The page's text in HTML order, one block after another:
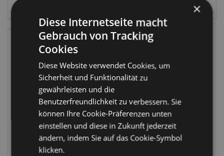
Häkel-Freund für
die Seele
Weihnachten
×
Diese Internetseite macht
Gebrauch von Tracking
Cookies
Diese Website verwendet Cookies, um
Sicherheit und Funktionalität zu
gewährleisten und die
Benutzerfreundlichkeit zu verbessern. Sie
können Ihre Cookie-Präferenzen unten
einstellen und diese in Zukunft jederzeit
ändern, indem Sie auf das Cookie-Symbol
klicken.